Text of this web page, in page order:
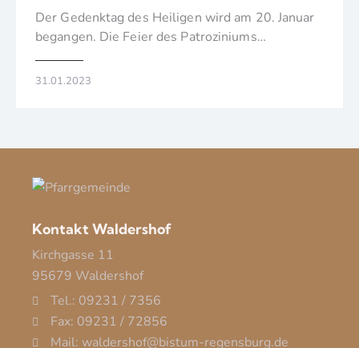
Der Gedenktag des Heiligen wird am 20. Januar
begangen. Die Feier des Patroziniums…
31.01.2023
Kontakt Waldershof
Kirchgasse 11
95679 Waldershof
Tel.: 09231 / 7356
Fax: 09231 / 72856
Mail: waldershof@bistum-regensburg.de